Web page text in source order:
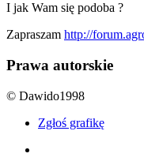
I jak Wam się podoba ?
Zapraszam http://
Prawa autorskie
© Dawido1998
Zgłoś grafikę